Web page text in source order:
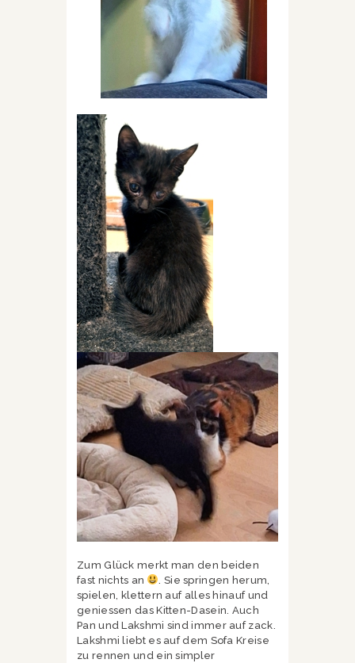
Zum Glück merkt man den beiden
fast nichts an
. Sie springen herum,
spielen, klettern auf alles hinauf und
geniessen das Kitten-Dasein. Auch
Pan und Lakshmi sind immer auf zack.
Lakshmi liebt es auf dem Sofa Kreise
zu rennen und ein simpler